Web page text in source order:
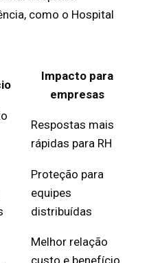
como o Hospital
Impacto para
empresas
Respostas mais
rápidas para RH
Proteção para
equipes
distribuídas
Melhor relação
custo e benefício